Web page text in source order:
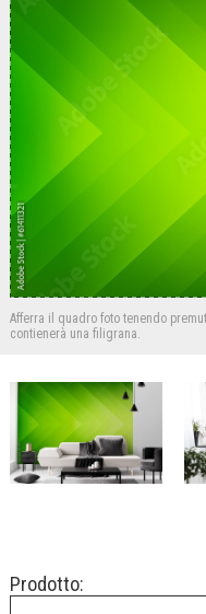
Afferra il quadro foto tenendo
contienerà una filigrana.
Prodotto: